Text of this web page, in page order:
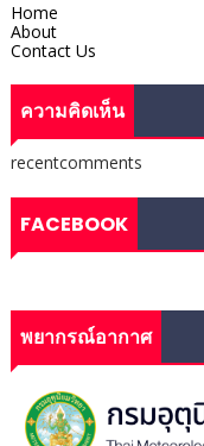
Home
About
Contact Us
ความคิดเห็น
recentcomments
FACEBOOK
พยากรณ์อากาศ